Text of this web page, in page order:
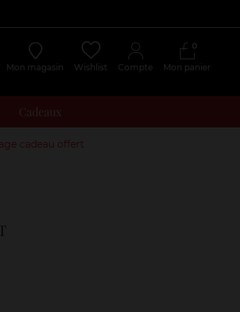
Mon magasin Wishlist Compte Mon panier
0
Cadeaux
cadeau offert